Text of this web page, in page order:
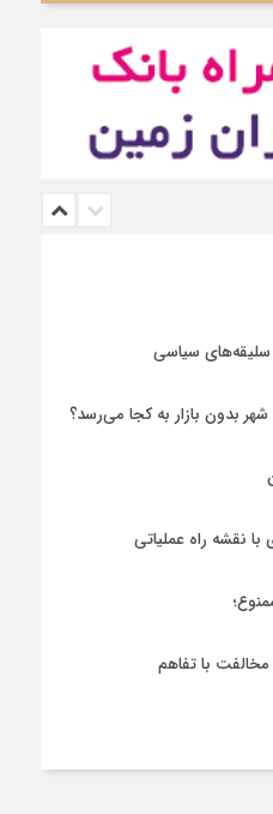
سلیقه‌های سیاسی
بدون بازار به کجا می‌رسد؟
نقشه راه عملیاتی
با تفاهم